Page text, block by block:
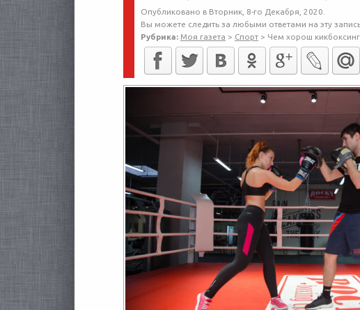
Опубликовано в Вторник, 8-го Декабря, 2020.
Вы можете следить за любыми ответами на эту
Рубрика: Моя газета > Спорт > Чем хорош